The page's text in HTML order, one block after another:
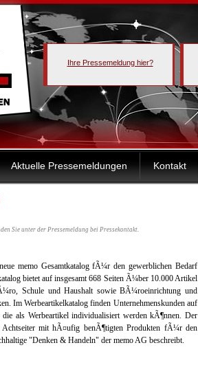
Ihre Pressemeldung hier?
Aktuelle Pressemeldungen Kontakt
Sie unter der Pressemeldung bei Pressekontakt.
memo Gesamtkatalog fÃ¼r den gewerblichen Bedarf
bietet auf insgesamt 668 Seiten Ã¼ber 10.000 Artikel
Schule und Haushalt sowie BÃ¼roeinrichtung und
Im Werbeartikelkatalog finden Unternehmenskunden auf
als Werbeartikel individualisiert werden kÃ¶nnen. Der
mit hÃ¤ufig benÃ¶tigten Produkten fÃ¼r den
"Denken & Handeln" der memo AG beschreibt.